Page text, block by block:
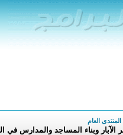
المنتدى العام
وبناء المساجد والمدارس في